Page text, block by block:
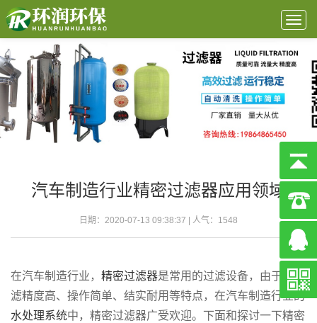
汽车制造行业精密过滤器应用领域
日期：2020-07-13 09:38:37 | 人气： 1548
在汽车制造行业， 精密过滤器是常用的过滤设备，由于其过
滤精度高、操作简单、结实耐用等特点，在汽车制造行业的
水处理系统中，精密过滤器广受欢迎。下面和探讨一下精密